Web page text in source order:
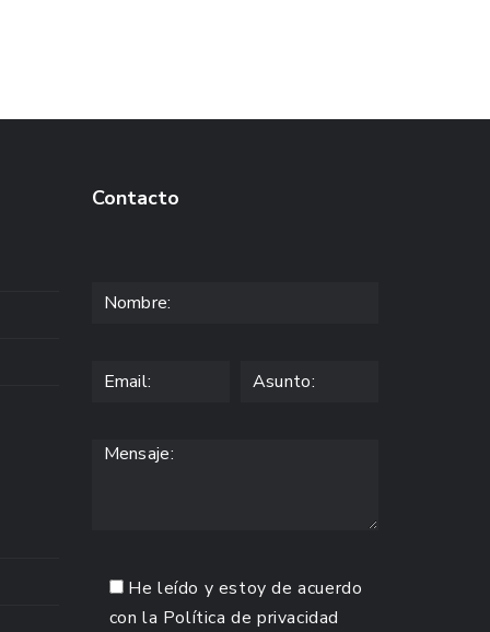
Contacto
He leído y estoy de acuerdo
con la Política de privacidad